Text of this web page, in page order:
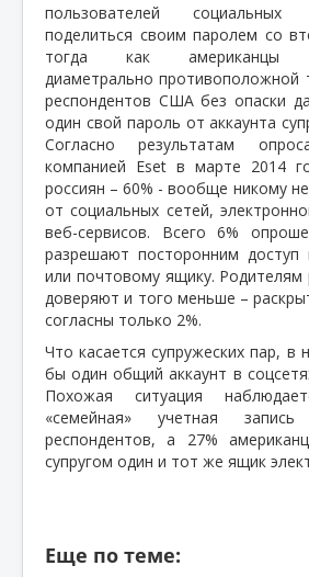
пользователей
поделиться своим паролем со
тогда как американцы
диаметрально противоположной
респондентов США без опаски
один свой пароль от аккаунта
Согласно результатам
компанией Eset в марте 2014
россиян – 60% - вообще никому
от социальных сетей,
веб-сервисов. Всего 6%
разрешают посторонним доступ
или почтовому ящику. Родителям
доверяют и того меньше –
согласны только 2%.
Что касается супружеских пар, в
бы один общий аккаунт в
Похожая ситуация
«семейная» учетная
респондентов, а 27%
супругом один и тот же ящик
Еще по теме: